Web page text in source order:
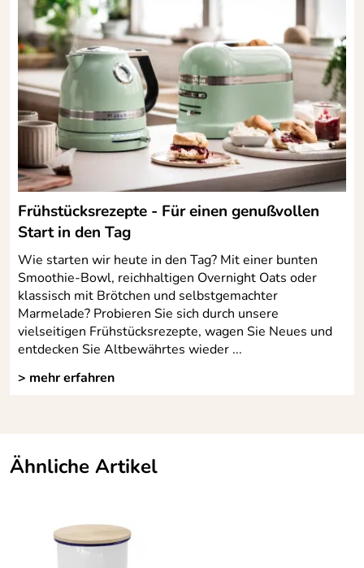
Frühstücksrezepte - Für einen genußvollen
Start in den Tag
Wie starten wir heute in den Tag? Mit einer bunten
Smoothie-Bowl, reichhaltigen Overnight Oats oder
klassisch mit Brötchen und selbstgemachter
Marmelade? Probieren Sie sich durch unsere
vielseitigen Frühstücksrezepte, wagen Sie Neues und
entdecken Sie Altbewährtes wieder ...
> mehr erfahren
Ähnliche Artikel